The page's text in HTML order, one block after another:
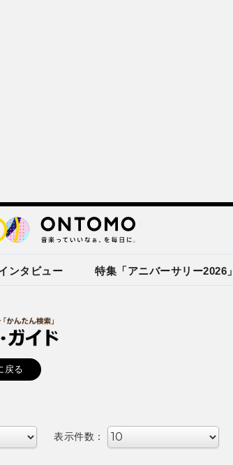
ンタビュー 特集「アニバーサリー2026」
戻る
表示件数：